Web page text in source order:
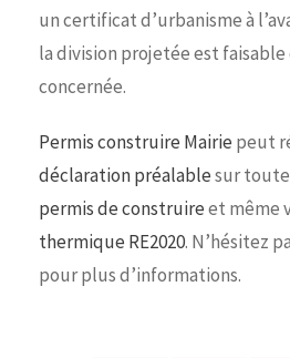
un certificat d’urbanisme à
la division projetée est faisable
concernée.
Permis construire Mairie peut
déclaration préalablesur
permis de construireet même
thermique RE2020. N’hésitez
pour plus d’informations.